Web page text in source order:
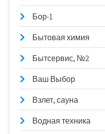
Бор-1
Бытовая химия
Бытсервис, №2
Ваш Выбор
Взлет, сауна
Водная техника